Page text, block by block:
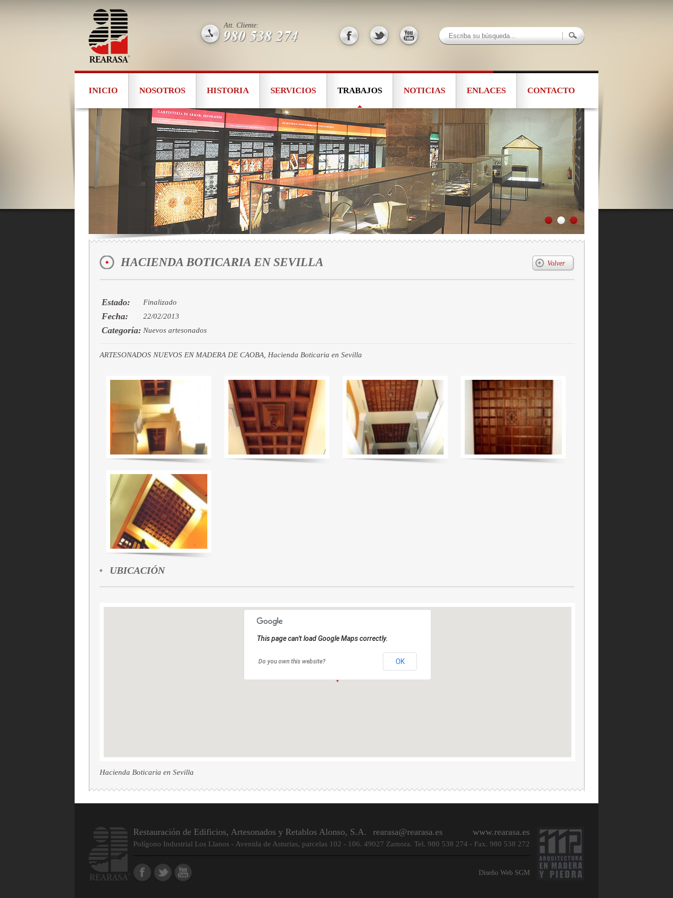
Att. Cliente:
INICIO NOSOTROS HISTORIA SERVICIOS TRABAJOS NOTICIAS ENLACES CONTACTO
HACIENDA BOTICARIA EN SEVILLA Volver
Estado: Finalizado
Fecha: 22/02/2013
Categoría: Nuevos artesonados
ARTESONADOS NUEVOS EN MADERA DE CAOBA, Hacienda Boticaria en Sevilla
UBICACIÓN
This page can't load Google Maps correctly.
Do you own this website? OK
Hacienda Boticaria en Sevilla
Restauración de Edificios, Artesonados y Retablos Alonso, S.A. rearasa@rearasa.es www.rearasa.es
Polígono Industrial Los Llanos - Avenida de Asturias, parcelas 102 - 106. 49027 Zamora. Tel. 980 538 274 - Fax. 980 538 272
Diseño Web SGM